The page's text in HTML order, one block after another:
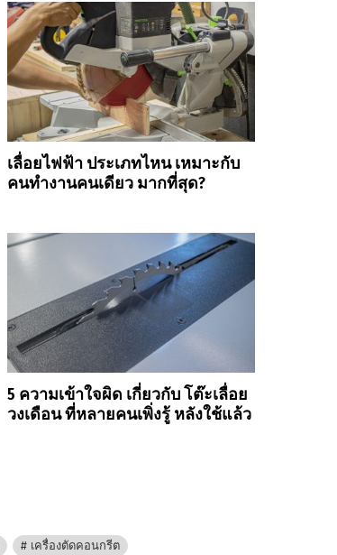
เลื่อยไฟฟ้า ประเภทไหน เหมาะกับ
คนทำงานคนเดียว มากที่สุด?
5 ความเข้าใจผิด เกี่ยวกับ โต๊ะเลื่อย
วงเดือน ที่หลายคนเพิ่งรู้ หลังใช้แล้ว
เครื่องตัดคอนกรีต